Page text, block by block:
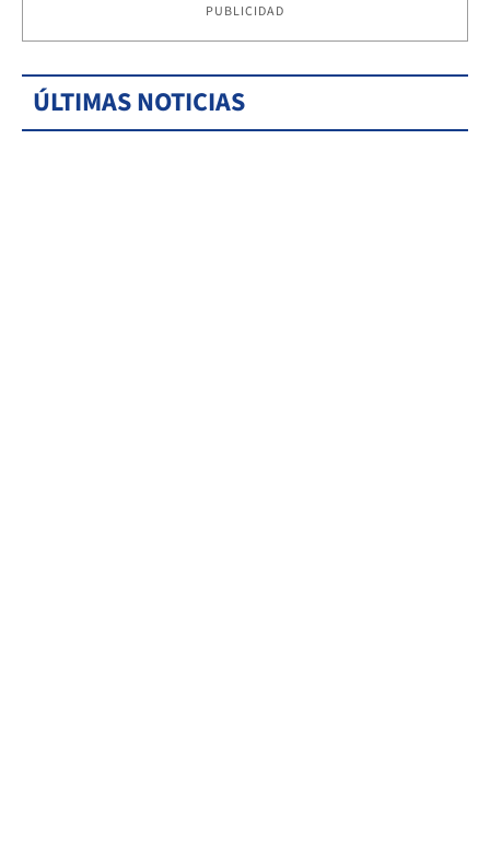
PUBLICIDAD
ÚLTIMAS NOTICIAS